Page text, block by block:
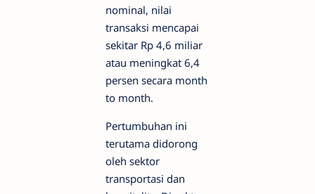
nominal, nilai
transaksi mencapai
sekitar Rp 4,6 miliar
atau meningkat 6,4
persen secara month
to month.
Pertumbuhan ini
terutama didorong
oleh sektor
transportasi dan